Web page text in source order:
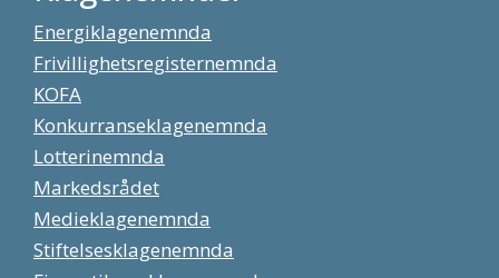
Energiklagenemnda
Frivillighetsregisternemnda
KOFA
Konkurranseklagenemnda
Lotterinemnda
Markedsrådet
Medieklagenemnda
Stiftelsesklagenemnda